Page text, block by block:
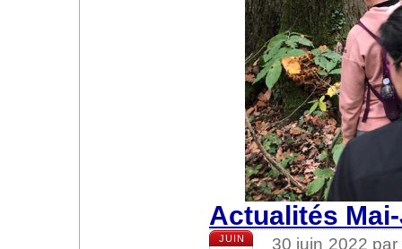
Actualités
JUIN
30 juin 2022